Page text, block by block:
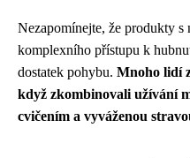
Nezapomínejte, že produkty s
komplexního přístupu k
dostatek pohybu. Mnoho lidí
když zkombinovali užívání
cvičením a vyváženou